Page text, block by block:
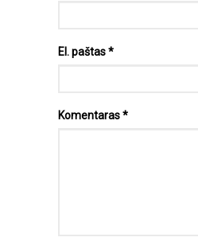
El. paštas*
Komentaras*